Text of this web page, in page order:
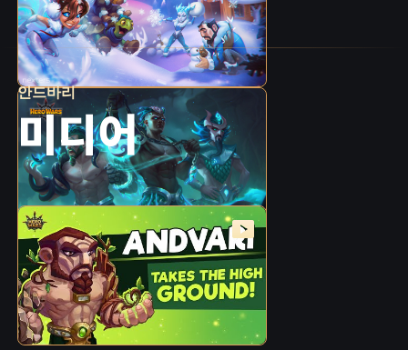
가 동굴로 데려온 것이죠.
이 시험은 기르윌 도시의 사람들에게 길이길이
기억될 것입니다! 안드바리에게 영광을! 승리는
그대의 것입니다!
안드바리
미디어